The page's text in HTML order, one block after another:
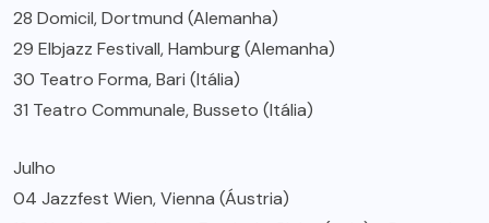
28 Domicil, Dortmund (Alemanha)
29 Elbjazz Festivall, Hamburg (Alemanha)
30 Teatro Forma, Bari (Itália)
31 Teatro Communale, Busseto (Itália)
Julho
04 Jazzfest Wien, Vienna (Áustria)